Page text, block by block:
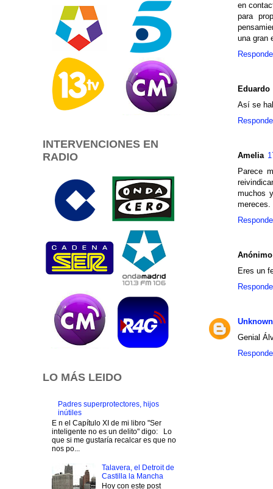
en
para
una gran
Eduardo
Así se
Amelia
Parece
muchos
mereces.
Anónimo
Eres un
Unknown
Genial
INTERVENCIONES EN
RADIO
LO MÁS LEIDO
Padres superprotectores, hijos
inútiles
E n el Capítulo XI de mi libro "Ser
inteligente no es un delito" digo: Lo
que si me gustaría recalcar es que no
nos po...
Talavera, el Detroit de
Castilla la Mancha
Hoy con este post